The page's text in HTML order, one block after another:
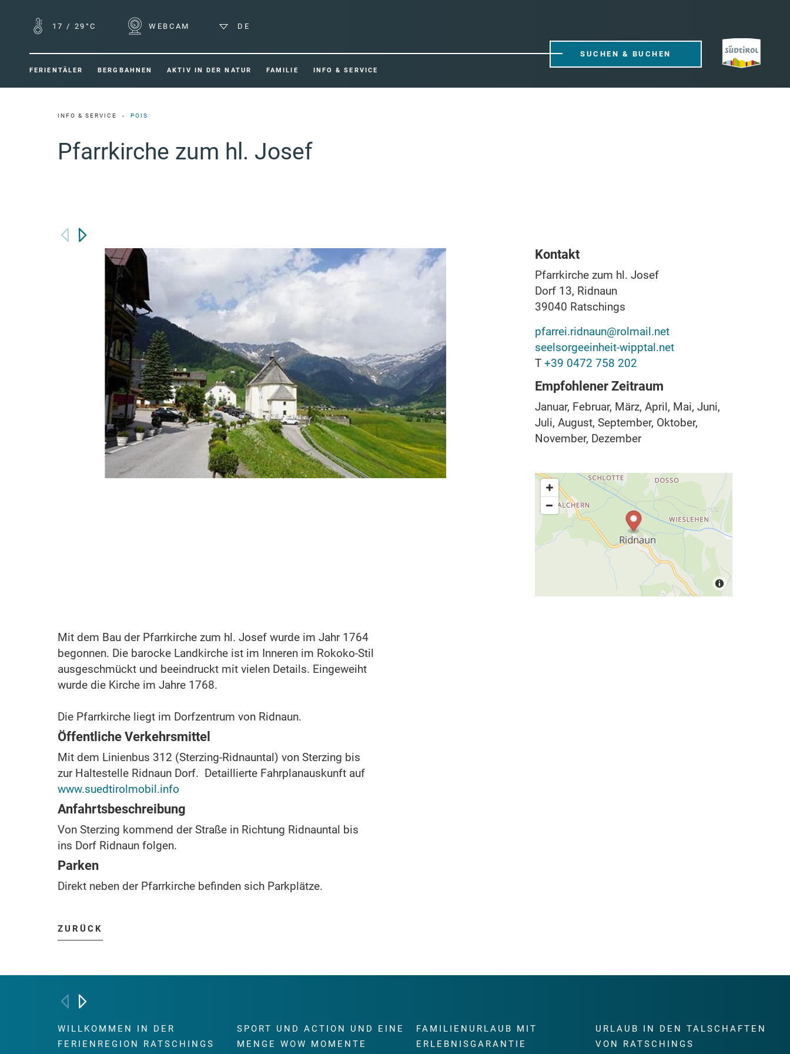
17 / 29°C WEBCAM DE
FERIENTÄLER BERGBAHNEN AKTIV IN DER NATUR FAMILIE INFO & SERVICE
SUCHEN & BUCHEN
INFO & SERVICE POIS
Pfarrkirche zum hl. Josef
Kontakt
Pfarrkirche zum hl. Josef
Dorf 13, Ridnaun
39040 Ratschings
pfarrei.ridnaun@rolmail.net
seelsorgeeinheit-wipptal.net
T +39 0472 758 202
Empfohlener Zeitraum
Januar, Februar, März, April, Mai, Juni,
Juli, August, September, Oktober,
November, Dezember
Mit dem Bau der Pfarrkirche zum hl. Josef wurde im Jahr 1764
begonnen. Die barocke Landkirche ist im Inneren im Rokoko-Stil
ausgeschmückt und beeindruckt mit vielen Details. Eingeweiht
wurde die Kirche im Jahre 1768.
Die Pfarrkirche liegt im Dorfzentrum von Ridnaun.
Öffentliche Verkehrsmittel
Mit dem Linienbus 312 (Sterzing-Ridnauntal) von Sterzing bis
zur Haltestelle Ridnaun Dorf. Detaillierte Fahrplanauskunft auf
www.suedtirolmobil.info
Anfahrtsbeschreibung
Von Sterzing kommend der Straße in Richtung Ridnauntal bis
ins Dorf Ridnaun folgen.
Parken
Direkt neben der Pfarrkirche befinden sich Parkplätze.
ZURÜCK
WILLKOMMEN IN DER
FERIENREGION RATSCHINGS
SPORT UND ACTION UND EINE
MENGE WOW MOMENTE
FAMILIENURLAUB MIT
ERLEBNISGARANTIE
URLAUB IN DEN TALSCHAFTEN
VON RATSCHINGS